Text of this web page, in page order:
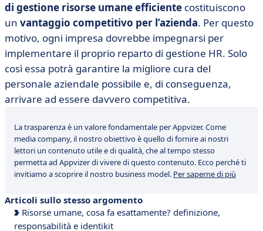
di gestione risorse umane efficiente costituiscono
un vantaggio competitivo per l’azienda. Per questo
motivo, ogni impresa dovrebbe impegnarsi per
implementare il proprio reparto di gestione HR. Solo
così essa potrà garantire la migliore cura del
personale aziendale possibile e, di conseguenza,
arrivare ad essere davvero competitiva.
La trasparenza è un valore fondamentale per Appvizer. Come
media company, il nostro obiettivo è quello di fornire ai nostri
lettori un contenuto utile e di qualità, che al tempo stesso
permetta ad Appvizer di vivere di questo contenuto. Ecco perché ti
invitiamo a scoprire il nostro business model. Per saperne di più
Articoli sullo stesso argomento
Risorse umane, cosa fa esattamente? definizione,
responsabilità e identikit